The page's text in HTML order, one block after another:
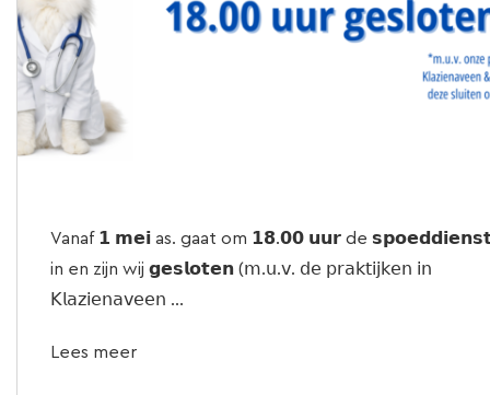
Vanaf 𝟭 𝗺𝗲𝗶 as. gaat om 𝟭𝟴.𝟬𝟬 𝘂𝘂𝗿 de
in en zijn wij 𝗴𝗲𝘀𝗹𝗼𝘁𝗲𝗻 (𝗆.𝗎.𝗏. 𝖽𝖾 𝗉𝗋𝖺𝗄𝗍𝗂𝗃𝗄𝖾𝗇 𝗂𝗇
𝖪𝗅𝖺𝗓𝗂𝖾𝗇𝖺𝗏𝖾𝖾𝗇 ...
Lees meer